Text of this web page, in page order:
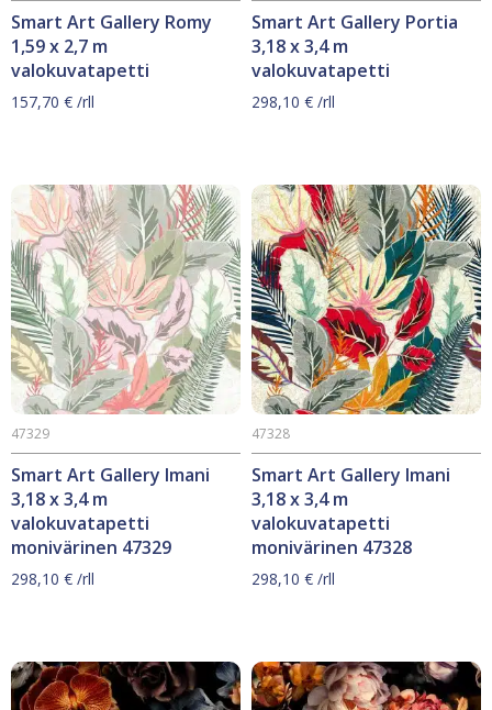
Smart Art Gallery Romy
1,59 x 2,7 m
valokuvatapetti
157,70 € /rll
Smart Art Gallery Portia
3,18 x 3,4 m
valokuvatapetti
298,10 € /rll
Smart Art Gallery Imani
3,18 x 3,4 m
valokuvatapetti
monivärinen 47329
47329
298,10 € /rll
Smart Art Gallery Imani
3,18 x 3,4 m
valokuvatapetti
monivärinen 47328
47328
298,10 € /rll